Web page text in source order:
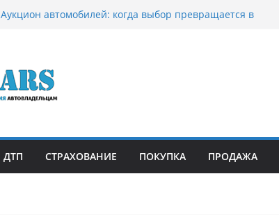
Аукцион автомобилей: когда выбор превращается в
Срочный выкуп битых авто в Москве: почему
автовладельцы выбирают mos-auto
Бриллиантовые серьги: вечная классика или
может подойти
ДТП СТРАХОВАНИЕ ПОКУПКА ПРОДАЖА